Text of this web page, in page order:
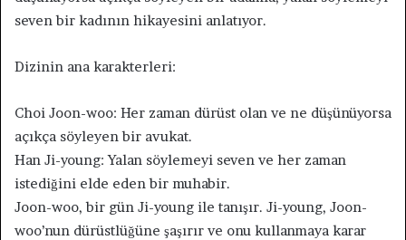
seven bir kadının hikayesini anlatıyor.
Dizinin ana karakterleri:
Choi Joon-woo: Her zaman dürüst olan ve ne düşünüyorsa
açıkça söyleyen bir avukat.
Han Ji-young: Yalan söylemeyi seven ve her zaman
istediğini elde eden bir muhabir.
Joon-woo, bir gün Ji-young ile tanışır. Ji-young, Joon-
woo’nun dürüstlüğüne şaşırır ve onu kullanmaya karar